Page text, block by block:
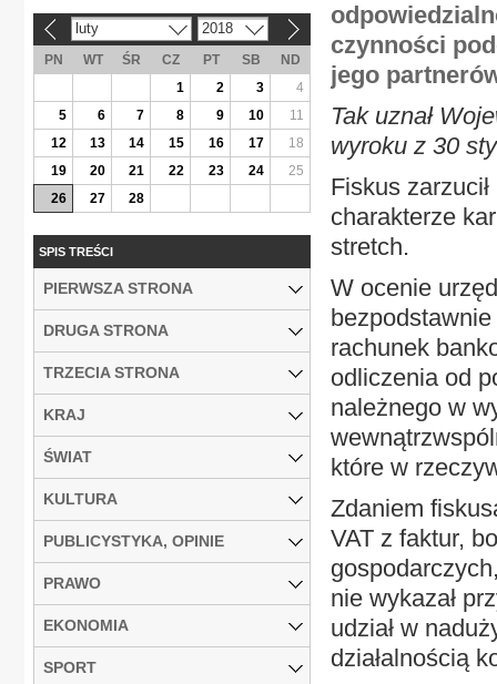
czynności
jego
Tak uznał
wyroku z 30
Fiskus
charakterze
stretch.
W ocenie
rachunek
odliczenia od
należnego w
które w
Zdaniem
VAT z faktur,
nie wykazał
udział w
działalnością
luty 2018
PN WT ŚR CZ PT SB
ND
1
2 3
4
5
6 7 8 9 10
11
12
13 14 15 16 17
18
19
20 21 22 23 24
25
26
27 28
SPIS TREŚCI
PIERWSZA STRONA
DRUGA STRONA
TRZECIA STRONA
KRAJ
ŚWIAT
KULTURA
PUBLICYSTYKA, OPINIE
PRAWO
EKONOMIA
SPORT